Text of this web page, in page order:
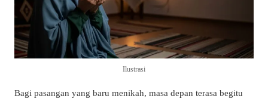
Ilustrasi
Bagi pasangan yang baru menikah, masa depan terasa begitu